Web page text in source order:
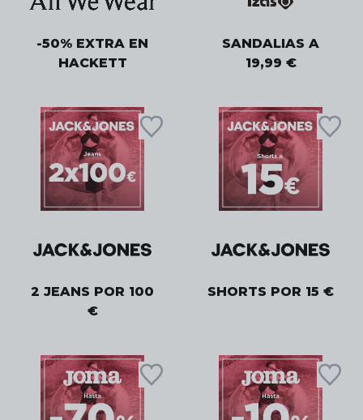
-50% EXTRA EN
HACKETT
SANDALIAS A
19,99 €
2 JEANS POR 100
€
SHORTS POR 15 €